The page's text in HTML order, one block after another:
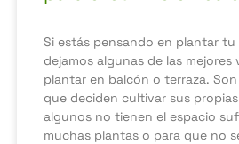
Si estás pensando en plantar
dejamos algunas de las mejores
plantar en balcón o terraza.
que deciden cultivar sus
algunos no tienen el espacio
muchas plantas o para que no